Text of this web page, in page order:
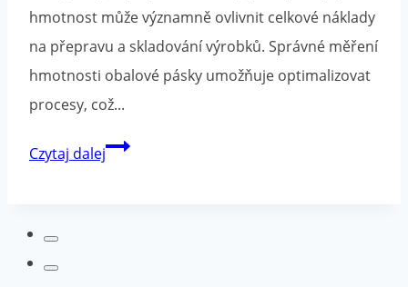
hmotnost může významně ovlivnit celkové náklady
na přepravu a skladování výrobků. Správné měření
hmotnosti obalové pásky umožňuje optimalizovat
procesy, což...
Czytaj dalejKolik